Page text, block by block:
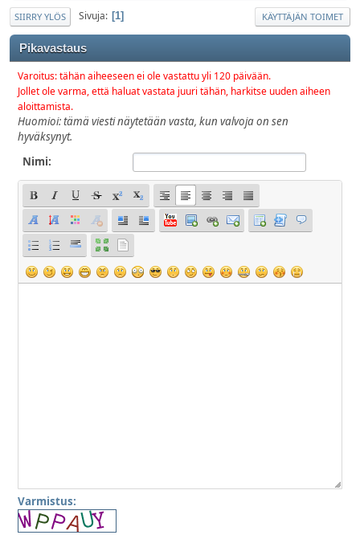
SIIRRY YLÖS Sivuja 1 KÄYTTÄJÄN TOIMET
Pikavastaus
Varoitus: tähän aiheeseen ei ole vastattu yli 120 päivään.
Jollet ole varma, että haluat vastata juuri tähän, harkitse uuden aiheen
aloittamista.
Huomioi: tämä viesti näytetään vasta, kun valvoja on sen
hyväksynyt.
Nimi:
Varmistus: